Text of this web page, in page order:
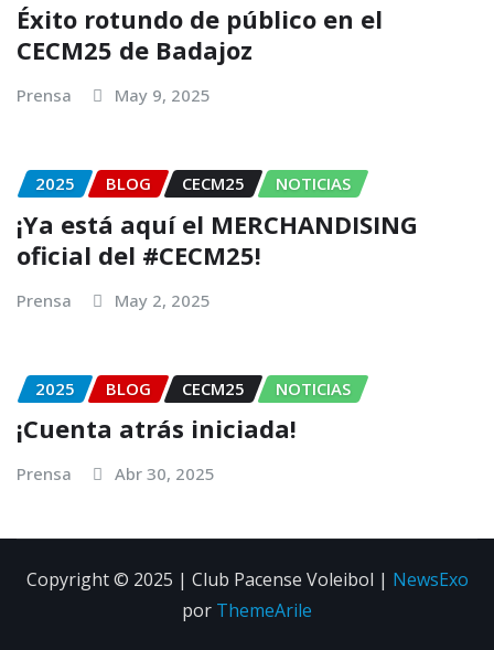
Éxito rotundo de público en el
CECM25 de Badajoz
Prensa May 9, 2025
2025 BLOG CECM25 NOTICIAS
¡Ya está aquí el MERCHANDISING
oficial del #CECM25!
Prensa May 2, 2025
2025 BLOG CECM25 NOTICIAS
¡Cuenta atrás iniciada!
Prensa Abr 30, 2025
Copyright © 2025 | Club Pacense Voleibol | NewsExo
por ThemeArile